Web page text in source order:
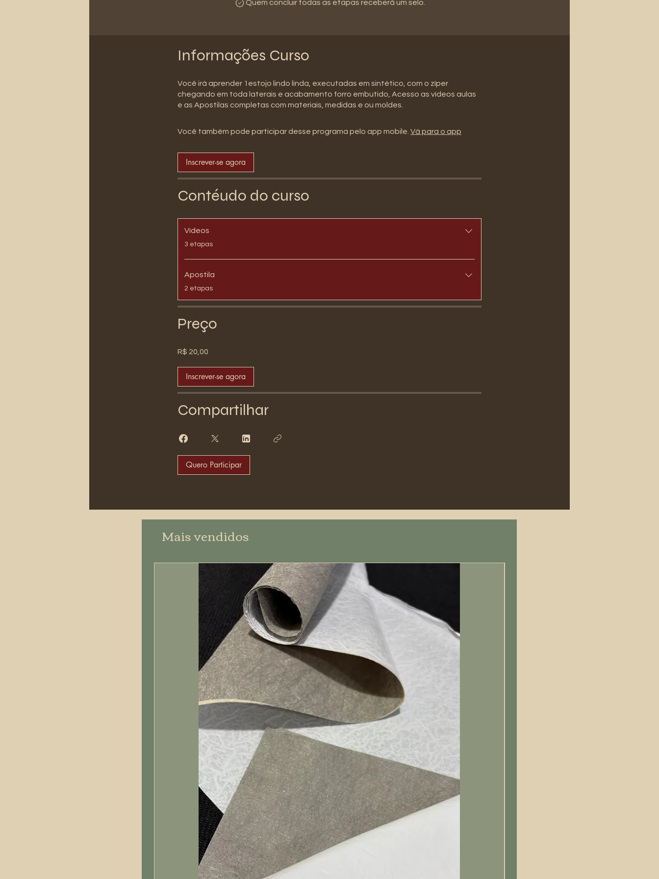
Quem concluir todas as etapas receberá um selo.
Informações Curso
Você irá aprender 1estojo lindo linda, executadas em sintético, com o zíper
chegando em toda laterais e acabamento forro embutido, Acesso as vídeos aulas
e as Apostilas completas com materiais, medidas e ou moldes.
Você também pode participar desse programa pelo app mobile. Vá para o app
Inscrever-se agora
Contéudo do curso
Vídeos
.3 etapas
Apostila
.2 etapas
Preço
R$ 20,00
Inscrever-se agora
Compartilhar
Quero Participar
Mais vendidos